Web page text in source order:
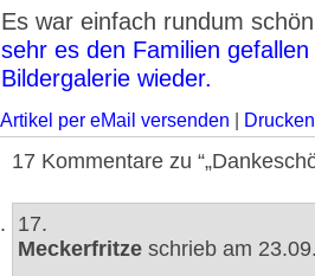
Es war einfach rundum
sehr es den Familien
Bildergalerie wieder.
Artikel per eMail versenden Drucken
17 Kommentare zu
17.
Meckerfritze schrieb am